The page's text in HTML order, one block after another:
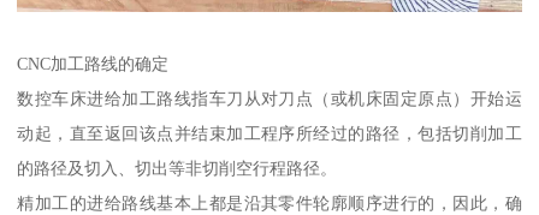
CNC加工路线的确定
数控车床进给加工路线指车刀从对刀点（或机床固定原点）开始运
动起，直至返回该点并结束加工程序所经过的路径，包括切削加工
的路径及切入、切出等非切削空行程路径。
精加工的进给路线基本上都是沿其零件轮廓顺序进行的，因此，确